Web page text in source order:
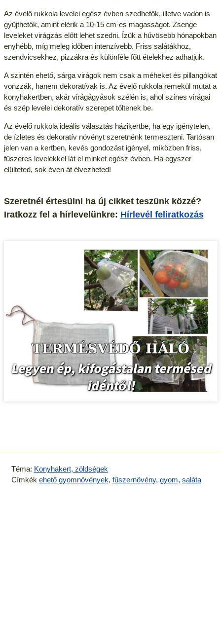
Az évelő rukkola levelei egész évben szedhetők, illetve vadon is
gyűjthetők, amint elérik a 10-15 cm-es magasságot. Zsenge
leveleket virágzás előtt lehet szedni. Ízük a hűvösebb hónapokban
enyhébb, míg meleg időben intenzívebb. Friss salátákhoz,
szendvicsekhez, pizzákra és különféle főtt ételekhez adhatjuk.
A szintén ehető, sárga virágok nem csak a méheket és pillangókat
vonzzák, hanem dekoratívak is. Az évelő rukkola remekül mutat a
konyhakertben, akár virágágyások szélén is, ahol színes virágai
és szép levelei dekoratív szerepet töltenek be.
Az évelő rukkola ideális választás házikertbe, ha egy igénytelen,
de ízletes és dekoratív növényt szeretnénk termeszteni. Tartósan
jelen van a kertben, kevés gondozást igényel, miközben friss,
fűszeres levelekkel lát el minket egész évben. Ha egyszer
elülteted, sok éven át élvezheted!
Szeretnél értesülni ha új cikket teszünk közzé?
Iratkozz fel a hírlevelünkre: Hírlevél feliratkozás
Téma: Konyhakert, zöldségek
Címkék ehető gyomnövények, fűszernövény, gyom, saláta